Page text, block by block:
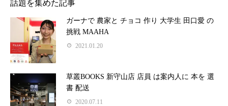
話題を集めた記事
ガーナで 農家と チョコ 作り 大学生 田口愛 の
挑戦 MAAHA
2021.01.20
草叢BOOKS 新守山店 店員 は案内人に 本を 選
書 配送
2020.07.11